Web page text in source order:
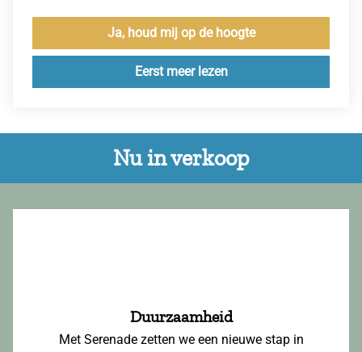
Ja, houd mij op de hoogte
Eerst meer lezen
Nu in verkoop
Duurzaamheid
Met Serenade zetten we een nieuwe stap in